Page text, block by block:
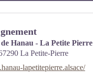
Hanau - La Petite Pierre
La Petite-Pierre
lapetitepierre.alsace/